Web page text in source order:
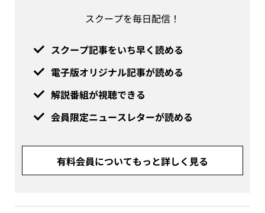
スクープを毎日配信！
スクープ記事をいち早く読める
電子版オリジナル記事が読める
解説番組が視聴できる
会員限定ニュースレターが読める
有料会員についてもっと詳しく見る